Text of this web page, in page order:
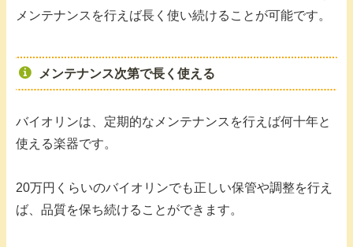
メンテナンスを行えば長く使い続けることが可能です。
メンテナンス次第で長く使える
バイオリンは、定期的なメンテナンスを行えば何十年と
使える楽器です。
20万円くらいのバイオリンでも正しい保管や調整を行え
ば、品質を保ち続けることができます。